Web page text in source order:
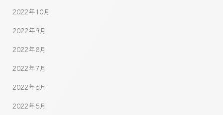
2022年10月
2022年9月
2022年8月
2022年7月
2022年6月
2022年5月